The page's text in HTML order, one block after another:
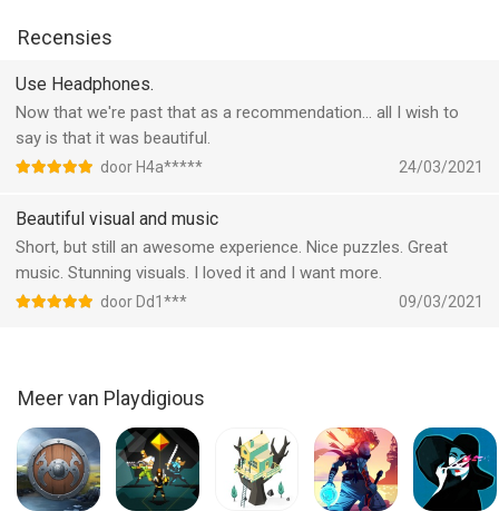
Recensies
Use Headphones.
Now that we're past that as a recommendation... all I wish to
say is that it was beautiful.
door H4a***** 24/03/2021
Beautiful visual and music
Short, but still an awesome experience. Nice puzzles. Great
music. Stunning visuals. I loved it and I want more.
door Dd1*** 09/03/2021
Meer van Playdigious